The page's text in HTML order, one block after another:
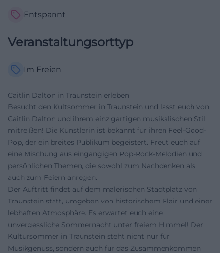
Entspannt
Veranstaltungsorttyp
Im Freien
Caitlin Dalton in Traunstein erleben
Besucht den Kultsommer in Traunstein und lasst euch von
Caitlin Dalton und ihrem einzigartigen musikalischen Stil
mitreißen! Die Künstlerin ist bekannt für ihren Feel-Good-
Pop, der ein breites Publikum begeistert. Freut euch auf
eine Mischung aus eingängigen Pop-Rock-Melodien und
persönlichen Themen, die sowohl zum Nachdenken als
auch zum Feiern anregen.
Der Auftritt findet auf dem malerischen Stadtplatz von
Traunstein statt, umgeben von historischem Flair und einer
lebhaften Atmosphäre. Es erwartet euch eine
unvergessliche Sommernacht unter freiem Himmel! Der
Kultursommer in Traunstein steht nicht nur für
Musikgenuss, sondern auch für das Zusammenkommen